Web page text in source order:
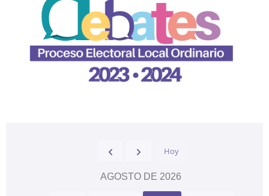
Hoy
AGOSTO DE 2026